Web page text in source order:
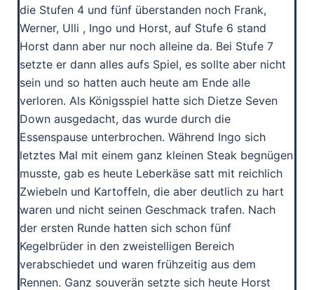
die Stufen 4 und fünf überstanden noch Frank,
Werner, Ulli , Ingo und Horst, auf Stufe 6 stand
Horst dann aber nur noch alleine da. Bei Stufe 7
setzte er dann alles aufs Spiel, es sollte aber nicht
sein und so hatten auch heute am Ende alle
verloren. Als Königsspiel hatte sich Dietze Seven
Down ausgedacht, das wurde durch die
Essenspause unterbrochen. Während Ingo sich
letztes Mal mit einem ganz kleinen Steak begnügen
musste, gab es heute Leberkäse satt mit reichlich
Zwiebeln und Kartoffeln, die aber deutlich zu hart
waren und nicht seinen Geschmack trafen. Nach
der ersten Runde hatten sich schon fünf
Kegelbrüder in den zweistelligen Bereich
verabschiedet und waren frühzeitig aus dem
Rennen. Ganz souverän setzte sich heute Horst